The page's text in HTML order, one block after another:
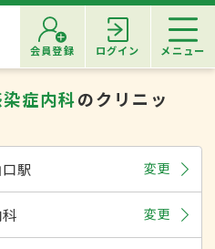
会員登録 ログイン メニュー
症内科のクリニッ
駅 変更
変更